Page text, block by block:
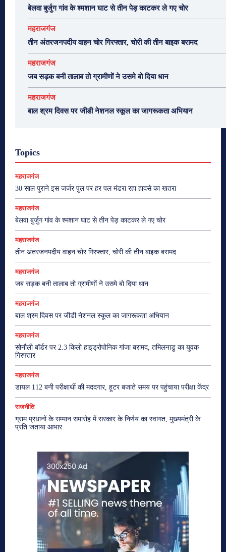
बेलवा बुर्जुग गांव के श्मशान घाट से तीन पेड़ काटकर ले गए चोर
महराजगंज
तीन अंतरजनपदीय वाहन चोर गिरफ्तार, चोरी की तीन बाइक बरामद
महराजगंज
जब सड़क बनी तालाब तो ग्रामीणों ने उसमे बो दिया धान
महराजगंज
बाल श्रम दिवस पर जीडी नेशनल स्कूल का जागरूकता अभियान
Topics
महराजगंज
30 साल पुराने इस जर्जर पुल पर हर पल मंडरा रहा हादसे का खतरा
महराजगंज
बेलवा बुर्जुग गांव के श्मशान घाट से तीन पेड़ काटकर ले गए चोर
महराजगंज
तीन अंतरजनपदीय वाहन चोर गिरफ्तार, चोरी की तीन बाइक बरामद
महराजगंज
जब सड़क बनी तालाब तो ग्रामीणों ने उसमे बो दिया धान
महराजगंज
बाल श्रम दिवस पर जीडी नेशनल स्कूल का जागरूकता अभियान
महराजगंज
सोनौली बॉर्डर पर 2.3 किलो हाइड्रोपोनिक गांजा बरामद, तमिलनाडु का युवक
गिरफ्तार
महराजगंज
डायल 112 बनी परीक्षार्थी की मददगार, हूटर बजाते समय पर पहुंचाया परीक्षा केंद्र
राजनीति
ग्राम प्रधानों के सम्मान समारोह में सरकार के निर्णय का स्वागत, मुख्यमंत्री के
प्रति जताया आभार